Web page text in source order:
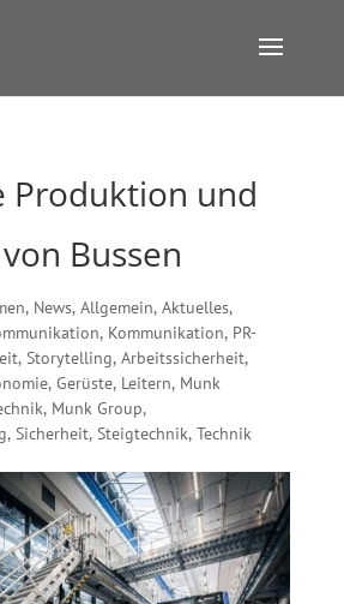
Produktion und
Bussen
, News, Allgemein, Aktuelles,
, Kommunikation, PR-
, Storytelling, Arbeitssicherheit,
, Gerüste, Leitern, Munk
, Munk Group,
, Sicherheit, Steigtechnik, Technik